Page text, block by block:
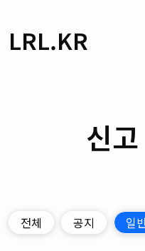
LRL.KR
신
전체 공지 일